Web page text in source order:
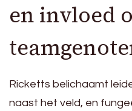
en invloed
Ricketts belichaamt
naast het veld, en